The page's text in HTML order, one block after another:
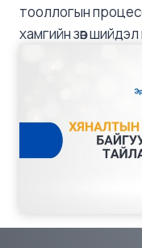
тооллогын
хамгийн зөв